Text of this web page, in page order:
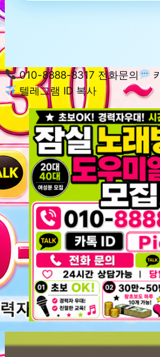
010-8888-8317 전화문의
텔레그램 ID 복사